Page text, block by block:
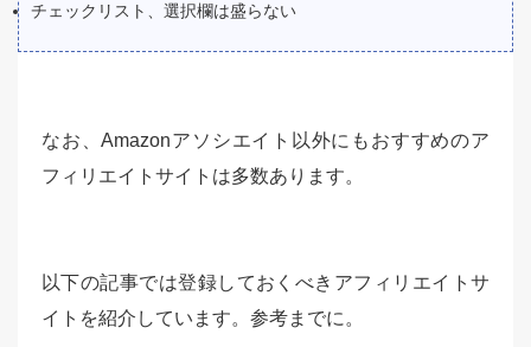
チェックリスト、選択欄は盛らない
なお、Amazonアソシエイト以外にもおすすめのア
フィリエイトサイトは多数あります。
以下の記事では登録しておくべきアフィリエイトサ
イトを紹介しています。参考までに。